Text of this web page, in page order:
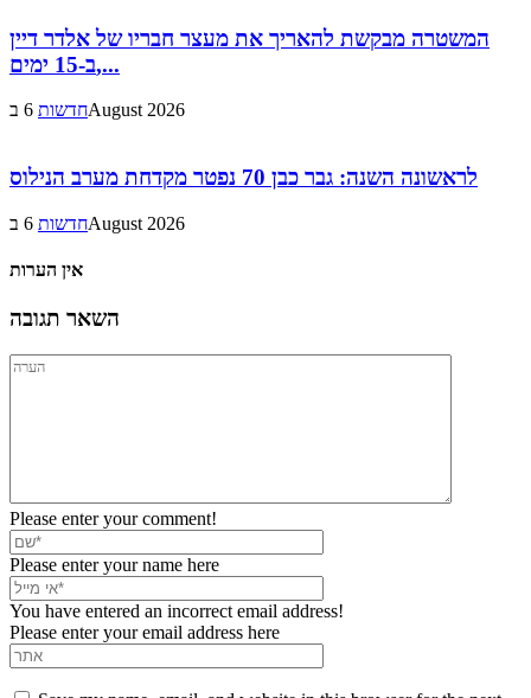
המשטרה מבקשת להאריך את מעצר חבריו של אלדר דיין
ב-15 ימים,...
חדשות6 בAugust 2026
לראשונה השנה: גבר כבן 70 נפטר מקדחת מערב הנילוס
חדשות6 בAugust 2026
אין הערות
השאר תגובה
Please enter your comment!
Please enter your name here
You have entered an incorrect email address!
Please enter your email address here